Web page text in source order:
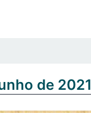
de 2021